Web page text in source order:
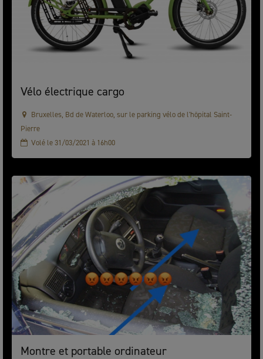
Vélo électrique cargo
Bruxelles, Bd de Waterloo, sur le parking vélo de l'hôpital Saint-
Pierre
Volé le 31/03/2021 à 16h00
Montre et portable ordinateur